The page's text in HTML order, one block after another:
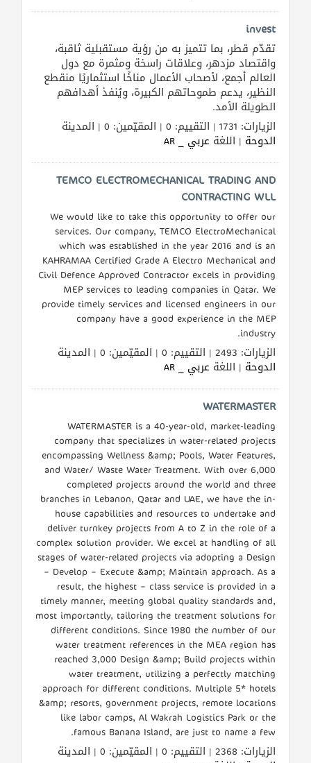
invest
تقدّم قطر، بما تتميز به من رؤية مستقبلية ثاقبة،
واقتصاد مزدهر، وعلاقات راسخة ومثمرة مع دول
العالم أجمع، لأصحاب الأعمال مناخًا استثماريًا منقطع
النظير، يدعم طموحاتهم الكبيرة، ويُنفذ أهدافهم
الطويلة الأمد.
الزيارات: 1731 | التقييم: 0 | المقيّمين: 0 | المدينة
الدوحة | اللغة عربي _ AR
TEMCO ELECTROMECHANICAL TRADING AND
CONTRACTING WLL
We would like to take this opportunity to offer our
services. Our company, TEMCO ElectroMechanical
which was established in the year 2016 and is an
KAHRAMAA Certified Grade A Electro Mechanical and
Civil Defence Approved Contractor excels in providing
MEP services to leading companies in Qatar. We
provide timely services and licensed engineers in our
company have a good experience in the MEP
industry.
الزيارات: 2493 | التقييم: 0 | المقيّمين: 0 | المدينة
الدوحة | اللغة عربي _ AR
WATERMASTER
WATERMASTER is a 40-year-old, market-leading
company that specializes in water-related projects
encompassing Wellness &amp; Pools, Water Features,
and Water/ Waste Water Treatment. With over 6,000
completed projects around the world and three
branches in Lebanon, Qatar and UAE, we have the in-
house capabilities and resources to undertake and
deliver turnkey projects from A to Z in the role of a
complex solution provider. We excel at handling of all
stages of water-related projects via adopting a Design
– Develop – Execute &amp; Maintain approach. As a
result, the highest – class service is provided in a
timely manner, meeting global quality standards and,
most importantly, tailoring the treatment solutions for
different conditions. Since 1980 the number of our
water treatment references in the MEA region has
reached 3,000 Design &amp; Build projects within
water treatment, utilizing a perfectly matching
approach for different conditions. Multiple 5* hotels
&amp; resorts, government projects, remote locations
like labor camps, Al Wakrah Logistics Park or the
famous Banana Island, are just to name a few.
الزيارات: 2368 | التقييم: 0 | المقيّمين: 0 | المدينة